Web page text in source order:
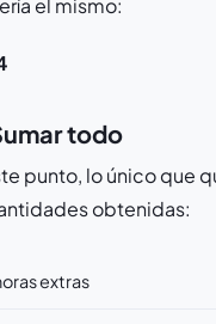
el mismo:
todo
punto, lo único que
obtenidas:
extras